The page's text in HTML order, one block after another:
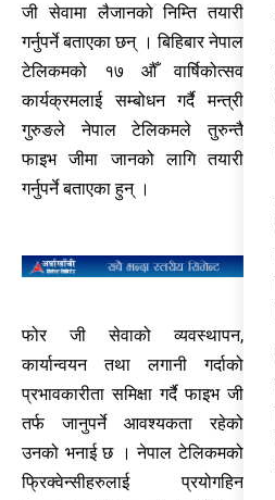
जी सेवामा लैजानको निम्ति तयारी
गर्नुपर्ने बताएका छन् । बिहिबार नेपाल
टेलिकमको १७ औँ वार्षिकोत्सव
कार्यक्रमलाई सम्बोधन गर्दै मन्त्री
गुरुङले नेपाल टेलिकमले तुरुन्तै
फाइभ जीमा जानको लागि तयारी
गर्नुपर्ने बताएका हुन् ।
फोर जी सेवाको व्यवस्थापन,
कार्यान्वयन तथा लगानी गर्दाको
प्रभावकारीता समिक्षा गर्दै फाइभ जी
तर्फ जानुपर्ने आवश्यकता रहेको
उनको भनाई छ । नेपाल टेलिकमको
फ्रिक्वेन्सीहरुलाई प्रयोगहिन